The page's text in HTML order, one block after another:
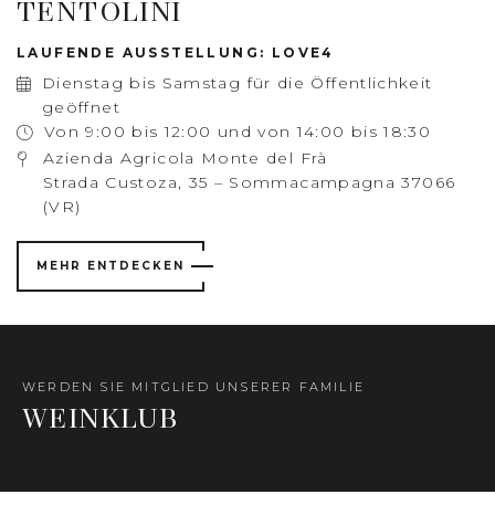
TENTOLINI
LAUFENDE AUSSTELLUNG: LOVE4
Dienstag bis Samstag für die Öffentlichkeit
geöffnet
Von 9:00 bis 12:00 und von 14:00 bis 18:30
Azienda Agricola Monte del Frà
Strada Custoza, 35 – Sommacampagna 37066
(VR)
MEHR ENTDECKEN
WERDEN SIE MITGLIED UNSERER FAMILIE
WEINKLUB